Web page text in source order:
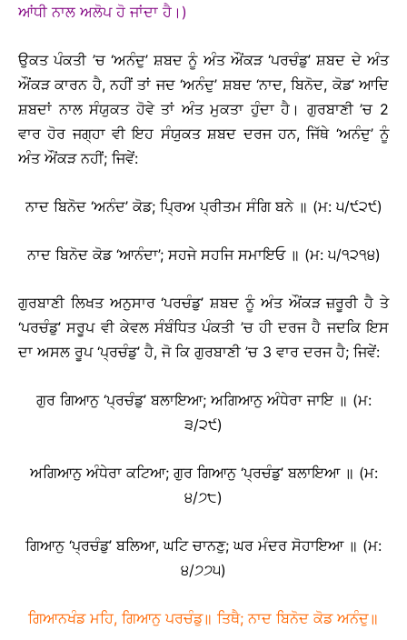
ਆਂਧੀ ਨਾਲ ਅਲੋਪ ਹੋ ਜਾਂਦਾ ਹੈ।)
ਉਕਤ ਪੰਕਤੀ ’ਚ ‘ਅਨੰਦੁ’ ਸ਼ਬਦ ਨੂੰ ਅੰਤ ਔਂਕੜ ‘ਪਰਚੰਡੁ’ ਸ਼ਬਦ ਦੇ ਅੰਤ
ਔਂਕੜ ਕਾਰਨ ਹੈ, ਨਹੀਂ ਤਾਂ ਜਦ ‘ਅਨੰਦੁ’ ਸ਼ਬਦ ‘ਨਾਦ, ਬਿਨੋਦ, ਕੋਡ’ ਆਦਿ
ਸ਼ਬਦਾਂ ਨਾਲ ਸੰਯੁਕਤ ਹੋਵੇ ਤਾਂ ਅੰਤ ਮੁਕਤਾ ਹੁੰਦਾ ਹੈ। ਗੁਰਬਾਣੀ ’ਚ 2
ਵਾਰ ਹੋਰ ਜਗ੍ਹਾ ਵੀ ਇਹ ਸੰਯੁਕਤ ਸ਼ਬਦ ਦਰਜ ਹਨ, ਜਿੱਥੇ ‘ਅਨੰਦੁ’ ਨੂੰ
ਅੰਤ ਔਂਕੜ ਨਹੀਂ; ਜਿਵੇਂ:
ਨਾਦ ਬਿਨੋਦ ‘ਅਨੰਦ’ ਕੋਡ; ਪ੍ਰਿਅ ਪ੍ਰੀਤਮ ਸੰਗਿ ਬਨੇ ॥ (ਮ: ੫/੯੨੯)
ਨਾਦ ਬਿਨੋਦ ਕੋਡ ‘ਆਨੰਦਾ’; ਸਹਜੇ ਸਹਜਿ ਸਮਾਇਓ ॥ (ਮ: ੫/੧੨੧੪)
ਗੁਰਬਾਣੀ ਲਿਖਤ ਅਨੁਸਾਰ ‘ਪਰਚੰਡੁ’ ਸ਼ਬਦ ਨੂੰ ਅੰਤ ਔਂਕੜ ਜ਼ਰੂਰੀ ਹੈ ਤੇ
‘ਪਰਚੰਡੁ’ ਸਰੂਪ ਵੀ ਕੇਵਲ ਸੰਬੰਧਿਤ ਪੰਕਤੀ ’ਚ ਹੀ ਦਰਜ ਹੈ ਜਦਕਿ ਇਸ
ਦਾ ਅਸਲ ਰੂਪ ‘ਪ੍ਰਚੰਡੁ’ ਹੈ, ਜੋ ਕਿ ਗੁਰਬਾਣੀ ’ਚ 3 ਵਾਰ ਦਰਜ ਹੈ; ਜਿਵੇਂ:
ਗੁਰ ਗਿਆਨੁ ‘ਪ੍ਰਚੰਡੁ’ ਬਲਾਇਆ; ਅਗਿਆਨੁ ਅੰਧੇਰਾ ਜਾਇ ॥ (ਮ:
੩/੨੯)
ਅਗਿਆਨੁ ਅੰਧੇਰਾ ਕਟਿਆ; ਗੁਰ ਗਿਆਨੁ ‘ਪ੍ਰਚੰਡੁ’ ਬਲਾਇਆ ॥ (ਮ:
੪/੭੮)
ਗਿਆਨੁ ‘ਪ੍ਰਚੰਡੁ’ ਬਲਿਆ, ਘਟਿ ਚਾਨਣੁ; ਘਰ ਮੰਦਰ ਸੋਹਾਇਆ ॥ (ਮ:
੪/੭੭੫)
ਗਿਆਨਖੰਡ ਮਹਿ, ਗਿਆਨੁ ਪਰਚੰਡੁ॥ ਤਿਥੈ; ਨਾਦ ਬਿਨੋਦ ਕੋਡ ਅਨੰਦੁ॥